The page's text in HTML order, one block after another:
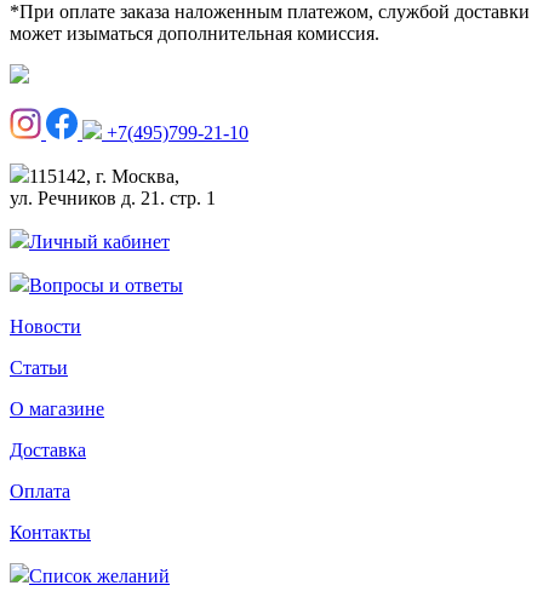
*При оплате заказа наложенным платежом, службой доставки
может изыматься дополнительная комиссия.
+7(495)799-21-10
115142, г. Москва,
ул. Речников д. 21. стр. 1
Личный кабинет
Вопросы и ответы
Новости
Статьи
О магазине
Доставка
Оплата
Контакты
Список желаний